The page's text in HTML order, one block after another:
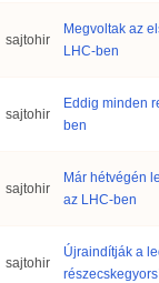
sajtohir
Megvoltak az
LHC-ben
sajtohir
Eddig minden
ben
sajtohir
Már hétvégén
az LHC-ben
sajtohir
Újraindítják a